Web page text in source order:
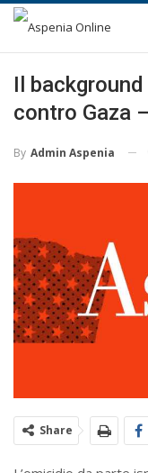
Il
contro Gaza
By Admin Aspenia
Share